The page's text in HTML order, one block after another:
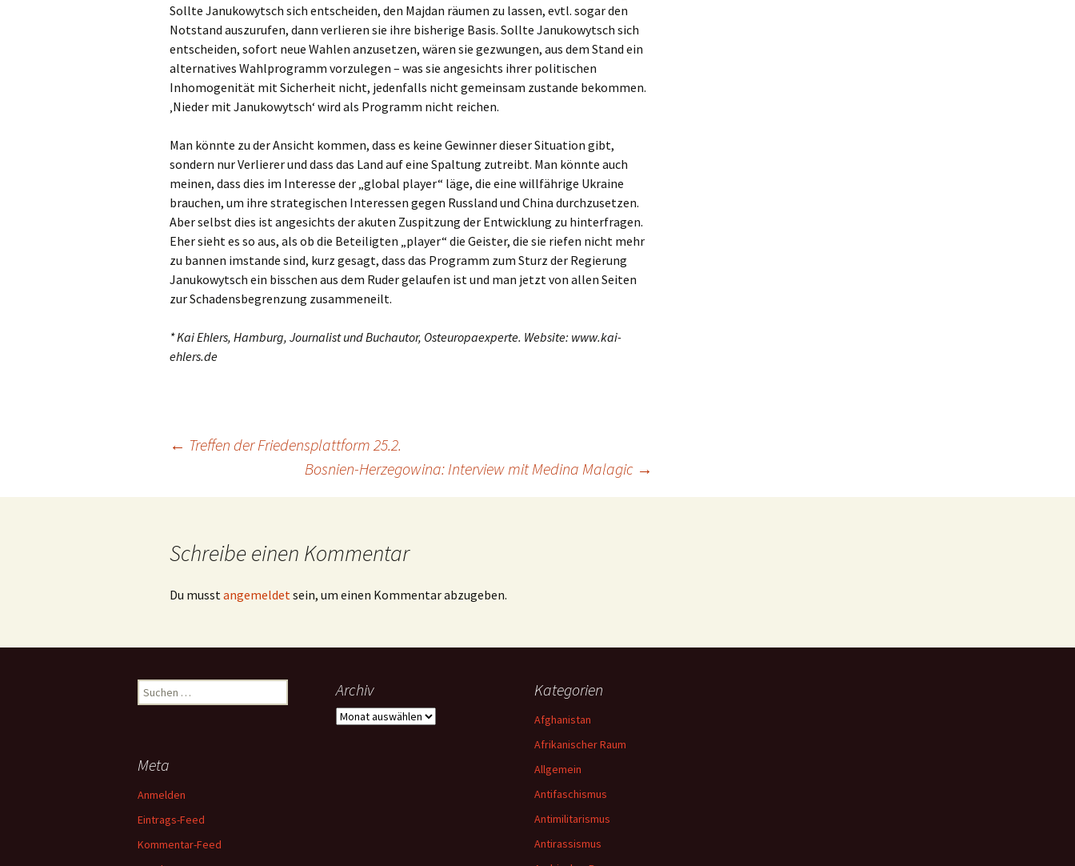
Sollte Janukowytsch sich entscheiden, den Majdan räumen zu lassen, evtl. sogar den
Notstand auszurufen, dann verlieren sie ihre bisherige Basis. Sollte Janukowytsch sich
entscheiden, sofort neue Wahlen anzusetzen, wären sie gezwungen, aus dem Stand ein
alternatives Wahlprogramm vorzulegen – was sie angesichts ihrer politischen
Inhomogenität mit Sicherheit nicht, jedenfalls nicht gemeinsam zustande bekommen.
‚Nieder mit Janukowytsch‘ wird als Programm nicht reichen.
Man könnte zu der Ansicht kommen, dass es keine Gewinner dieser Situation gibt,
sondern nur Verlierer und dass das Land auf eine Spaltung zutreibt. Man könnte auch
meinen, dass dies im Interesse der „global player“ läge, die eine willfährige Ukraine
brauchen, um ihre strategischen Interessen gegen Russland und China durchzusetzen.
Aber selbst dies ist angesichts der akuten Zuspitzung der Entwicklung zu hinterfragen.
Eher sieht es so aus, als ob die Beteiligten „player“ die Geister, die sie riefen nicht mehr
zu bannen imstande sind, kurz gesagt, dass das Programm zum Sturz der Regierung
Janukowytsch ein bisschen aus dem Ruder gelaufen ist und man jetzt von allen Seiten
zur Schadensbegrenzung zusammeneilt.
* Kai Ehlers, Hamburg, Journalist und Buchautor, Osteuropaexperte. Website: www.kai-
ehlers.de
Beitragsnavigation
← Treffen der Friedensplattform 25.2.
Bosnien-Herzegowina: Interview mit Medina Malagic →
Schreibe einen Kommentar
Du musstangemeldetsein, um einen Kommentar abzugeben.
Suchen
nach:
Archiv
Archiv
Kategorien
Afghanistan
Afrikanischer Raum
Allgemein
Antifaschismus
Antimilitarismus
Antirassismus
Meta
Anmelden
Eintrags-Feed
Kommentar-Feed